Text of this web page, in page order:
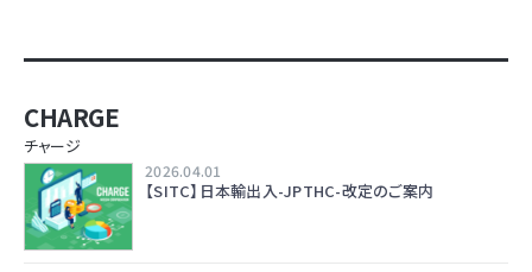
CHARGE
チャージ
2026.04.01
【SITC】日本輸出入-JPTHC-改定のご案内